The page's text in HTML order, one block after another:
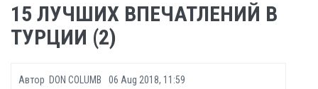
15 ЛУЧШИХ ВПЕЧАТЛЕНИЙ В
ТУРЦИИ (2)
Автор DON COLUMB 06 Aug 2018, 11:59